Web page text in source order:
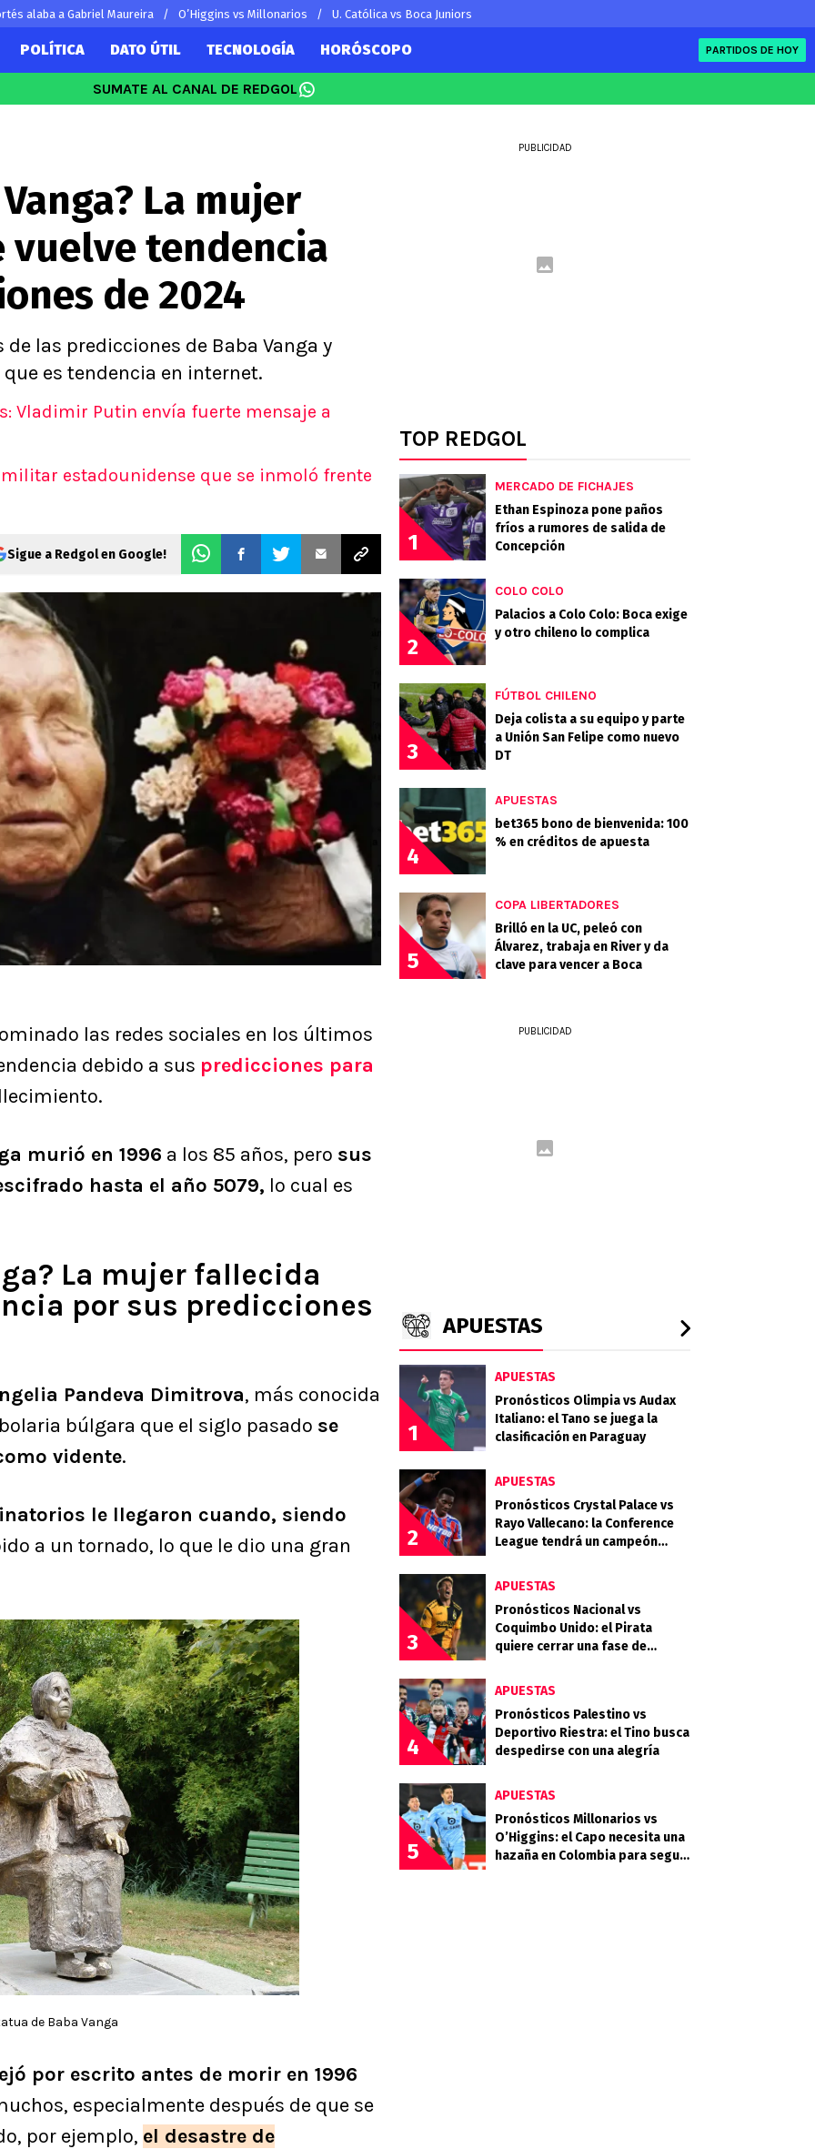
alaba a Gabriel Maureira O’Higgins vs Millonarios U. Católica vs Boca Juniors
por el mundo
Fútbol Argentino
Fútbol Brasileño
Serie A
La Liga
del día
POLÍTICA DATO ÚTIL TECNOLOGÍA HORÓSCOPO PARTIDOS DE HOY
SUMATE AL CANAL DE REDGOL
La mujer
vuelve tendencia
de 2024
las predicciones de Baba Vanga y
es tendencia en internet.
Vladimir Putin envía fuerte mensaje a
estadounidense que se inmoló frente
Sigue a Redgol en Google!
las redes sociales en los últimos
debido a sus predicciones para
murió en 1996 a los 85 años, pero sus
hasta el año 5079, lo cual es
La mujer fallecida
por sus predicciones
Pandeva Dimitrova, más conocida
búlgara que el siglo pasado se
vidente.
le llegaron cuando, siendo
a un tornado, lo que le dio una gran
de Baba Vanga
por escrito antes de morir en 1996
especialmente después de que se
por ejemplo, el desastre de
PUBLICIDAD
TOP REDGOL
1
MERCADO DE FICHAJES
Ethan Espinoza pone paños
fríos a rumores de salida de
Concepción
2
COLO COLO
Palacios a Colo Colo: Boca exige
y otro chileno lo complica
3
FÚTBOL CHILENO
Deja colista a su equipo y parte
a Unión San Felipe como nuevo
DT
4
APUESTAS
bet365 bono de bienvenida: 100
% en créditos de apuesta
5
COPA LIBERTADORES
Brilló en la UC, peleó con
Álvarez, trabaja en River y da
clave para vencer a Boca
PUBLICIDAD
APUESTAS
1
APUESTAS
Pronósticos Olimpia vs Audax
Italiano: el Tano se juega la
clasificación en Paraguay
2
APUESTAS
Pronósticos Crystal Palace vs
Rayo Vallecano: la Conference
League tendrá un campeón
3
APUESTAS
Pronósticos Nacional vs
Coquimbo Unido: el Pirata
quiere cerrar una fase de
Libertadores
4
APUESTAS
Pronósticos Palestino vs
Deportivo Riestra: el Tino busca
despedirse con una alegría
5
APUESTAS
Pronósticos Millonarios vs
O’Higgins: el Capo necesita una
hazaña en Colombia para seguir